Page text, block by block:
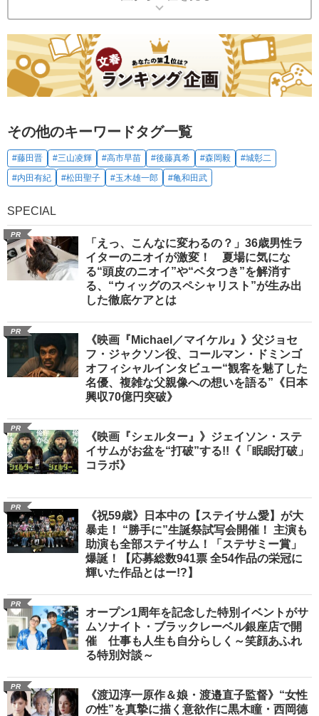
その他のキーワードタグ一覧
#藤田晋 #三山凌輝 #高市早苗 #後藤真希 #森岡毅
#城彰二
#内田有紀
#松田聖子 #玉木雄一郎 #亀和田武
SPECIAL
PR
「えっ、こんなに変わるの？」36歳男性ラ
イターのニオイが激変！ 夏場に気にな
る“頭皮のニオイ”や“ベタつき”を解消す
る、“ウィッグのスペシャリスト”が生み出
した徹底ケアとは
PR
《映画『Michael／マイケル』》父ジョセ
フ・ジャクソン役、コールマン・ドミンゴ
オフィシャルインタビュー“観客を魅了した
名優、複雑な父親像への想いを語る”《日本
興収70億円突破》
PR
《映画『シェルター』》ジェイソン・ステ
イサムがお盆を“打破”する!!《「眠眠打破」
コラボ》
PR
《祝59歳》日本中の【ステイサム愛】が大
暴走！ “勝手に”生誕祭試写会開催！ 主演も
助演も全部ステイサム！「ステサミー賞」
爆誕！【応募総数941票 全54作品の栄冠に
輝いた作品とはー!?】
PR
オープン1周年を記念した特別イベントがサ
ムソナイト・ブラックレーベル銀座店で開
催 仕事も人生も自分らしく～笑顔あふれ
る特別対談～
PR
《渡辺淳一原作＆娘・渡邉直子監督》“女性
の性”を真摯に描く意欲作に黒木瞳・西岡德